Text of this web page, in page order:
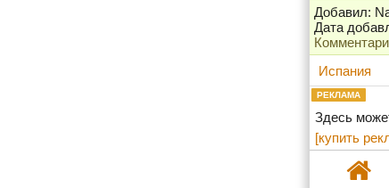
Добавил:
Дата
Испания
РЕКЛАМА
Здесь
[купить